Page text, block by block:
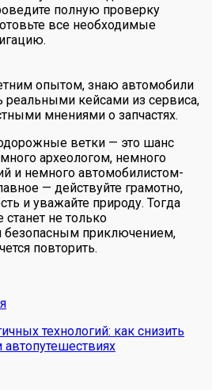
полную проверку
все необходимые
опытом, знаю автомобили
кейсами из сервиса,
мнениями о запчастях.
ветки — это шанс
археологом, немного
и немного автомобилистом-
— действуйте грамотно,
и уважайте природу. Тогда
не только
приключением,
повторить.
технологий: как снизить